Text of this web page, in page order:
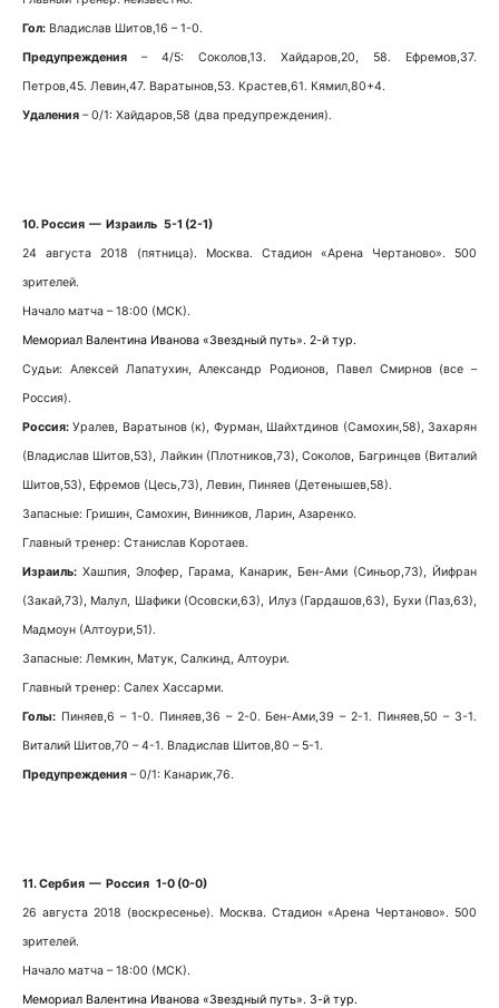
Гол: Владислав Шитов,16 – 1-0.
Предупреждения – 4/5: Соколов,13. Хайдаров,20, 58. Ефремов,37.
Петров,45. Левин,47. Варатынов,53. Крастев,61. Кямил,80+4.
Удаления – 0/1: Хайдаров,58 (два предупреждения).
10. Россия — Израиль 5-1 (2-1)
24 августа 2018 (пятница). Москва. Стадион «Арена Чертаново». 500
зрителей.
Начало матча – 18:00 (МСК).
Мемориал Валентина Иванова «Звездный путь». 2-й тур.
Судьи: Алексей Лапатухин, Александр Родионов, Павел Смирнов (все –
Россия).
Россия: Уралев, Варатынов (к), Фурман, Шайхтдинов (Самохин,58), Захарян
(Владислав Шитов,53), Лайкин (Плотников,73), Соколов, Багринцев (Виталий
Шитов,53), Ефремов (Цесь,73), Левин, Пиняев (Детенышев,58).
Запасные: Гришин, Самохин, Винников, Ларин, Азаренко.
Главный тренер: Станислав Коротаев.
Израиль: Хашпия, Элофер, Гарама, Канарик, Бен-Ами (Синьор,73), Йифран
(Закай,73), Малул, Шафики (Осовски,63), Илуз (Гардашов,63), Бухи (Паз,63),
Мадмоун (Алтоури,51).
Запасные: Лемкин, Матук, Салкинд, Алтоури.
Главный тренер: Салех Хассарми.
Голы: Пиняев,6 – 1-0. Пиняев,36 – 2-0. Бен-Ами,39 – 2-1. Пиняев,50 – 3-1.
Виталий Шитов,70 – 4-1. Владислав Шитов,80 – 5-1.
Предупреждения – 0/1: Канарик,76.
11. Сербия — Россия 1-0 (0-0)
26 августа 2018 (воскресенье). Москва. Стадион «Арена Чертаново». 500
зрителей.
Начало матча – 18:00 (МСК).
Мемориал Валентина Иванова «Звездный путь». 3-й тур.